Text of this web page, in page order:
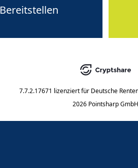
Bereitstellen
7.7.2.17671 lizenziert für Deutsche
2026 Pointsharp GmbH